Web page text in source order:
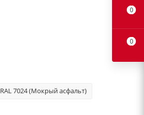
RAL 7024 (Мокрый асфальт)
0
0